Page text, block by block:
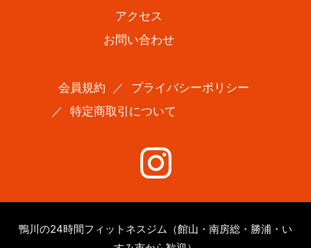
アクセス
お問い合わせ
会員規約 ／
プライバシーポリシー
／ 特定商取引について
鴨川の24時間フィットネスジム（館山・南房総・勝浦・い